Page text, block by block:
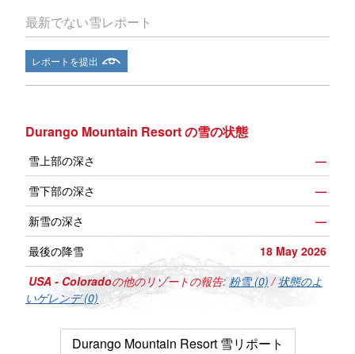
最新でない雪レポート
レポートを提出
Durango Mountain Resort の雪の状態
雪上部の深さ
—
雪下部の深さ
—
新雪の深さ
—
最後の降雪
18 May 2026
USA - Coloradoの他のリゾートの報告: 粉雪 (0) /状態のよ
いゲレンデ (0)
Durango Mountain Resort 雪リポート